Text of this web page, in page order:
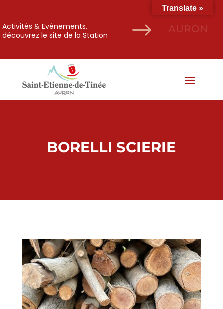
$
Activités & Evénements,
découvrez le site de la Station
AURON
BORELLI SCIERIE
Translate »